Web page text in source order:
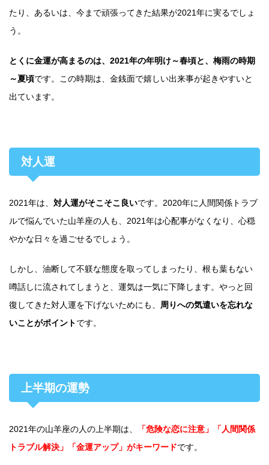
たり、あるいは、今まで頑張ってきた結果が2021年に実るでしょ
う。
とくに金運が高まるのは、2021年の年明け～春頃と、梅雨の時期
～夏頃です。この時期は、金銭面で嬉しい出来事が起きやすいと
出ています。
対人運
2021年は、 対人運がそこそこ良いです。2020年に人間関係トラブ
ルで悩んでいた山羊座の人も、2021年は心配事がなくなり、心穏
やかな日々を過ごせるでしょう。
しかし、油断して不躾な態度を取ってしまったり、根も葉もない
噂話しに流されてしまうと、運気は一気に下降します。やっと回
復してきた対人運を下げないためにも、 周りへの気遣いを忘れな
いことがポイントです。
上半期の運勢
2021年の山羊座の人の上半期は、
「危険な恋に注意」「人間関係
トラブル解決」「金運アップ」がキーワードです。